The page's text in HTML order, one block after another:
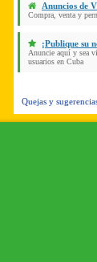
Anuncios de
Compra, venta y
¡Publique su
Anuncie aquí y sea
usuarios en Cuba
Quejas y